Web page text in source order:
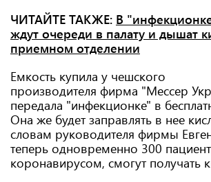
ЧИТАЙТЕ ТАКЖЕ: В
ждут очереди в палату и дышат
приемном отделении
Емкость купила у чешского
производителя фирма "Мессер
передала "инфекционке" в
Она же будет заправлять в нее
словам руководителя фирмы
теперь одновременно 300
коронавирусом, смогут получать